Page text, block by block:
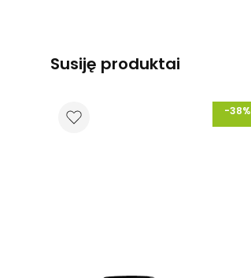
Susiję produktai
-38%